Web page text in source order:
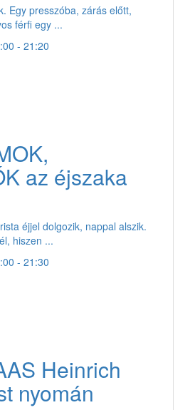
Egy presszóba, zárás előtt,
férfi egy ...
- 21:20
az éjszaka
éjjel dolgozik, nappal alszik.
hiszen ...
- 21:30
Heinrich
nyomán